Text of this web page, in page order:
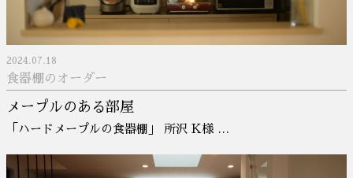
2024.07.18
食器棚のオーダー
メープルのある部屋
「ハードメープルの食器棚」 所沢 K様 …